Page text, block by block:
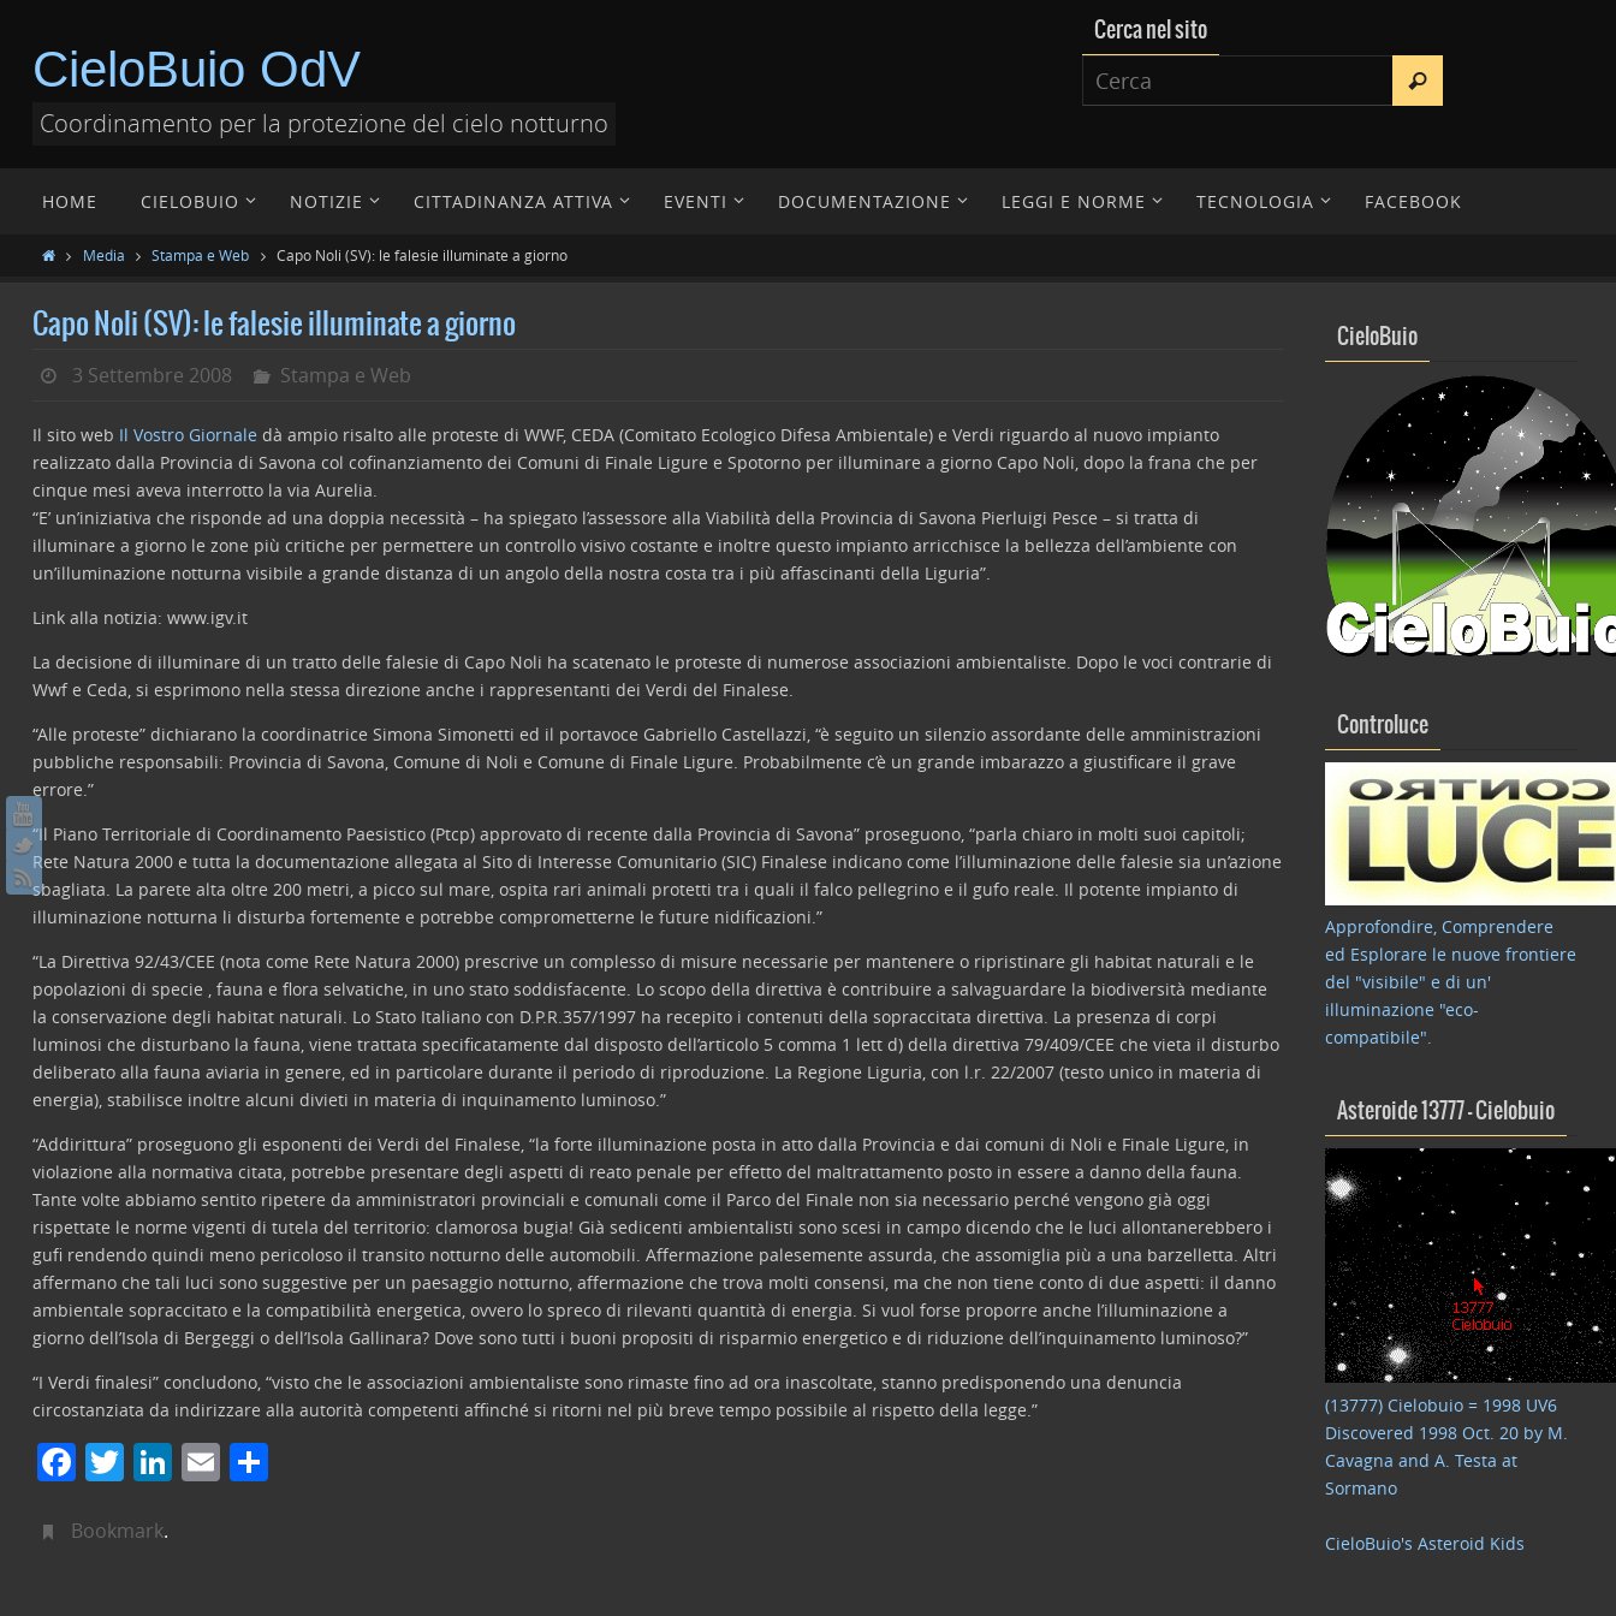
CieloBuio OdV
Coordinamento per la protezione del cielo notturno
Cerca nel sito
HOME CIELOBUIO NOTIZIE CITTADINANZA ATTIVA EVENTI DOCUMENTAZIONE LEGGI E NORME TECNOLOGIA FACEBOOK
Media Stampa e Web Capo Noli (SV): le falesie illuminate a giorno
Capo Noli (SV): le falesie illuminate a giorno
3 Settembre 2008 Stampa e Web
Il sito web Il Vostro Giornale dà ampio risalto alle proteste di WWF, CEDA (Comitato Ecologico Difesa Ambientale) e Verdi riguardo al nuovo impianto
realizzato dalla Provincia di Savona col cofinanziamento dei Comuni di Finale Ligure e Spotorno per illuminare a giorno Capo Noli, dopo la frana che per
cinque mesi aveva interrotto la via Aurelia.
“E’ un’iniziativa che risponde ad una doppia necessità – ha spiegato l’assessore alla Viabilità della Provincia di Savona Pierluigi Pesce – si tratta di
illuminare a giorno le zone più critiche per permettere un controllo visivo costante e inoltre questo impianto arricchisce la bellezza dell’ambiente con
un’illuminazione notturna visibile a grande distanza di un angolo della nostra costa tra i più affascinanti della Liguria”.
Link alla notizia: www.igv.it
La decisione di illuminare di un tratto delle falesie di Capo Noli ha scatenato le proteste di numerose associazioni ambientaliste. Dopo le voci contrarie di
Wwf e Ceda, si esprimono nella stessa direzione anche i rappresentanti dei Verdi del Finalese.
“Alle proteste” dichiarano la coordinatrice Simona Simonetti ed il portavoce Gabriello Castellazzi, “è seguito un silenzio assordante delle amministrazioni
pubbliche responsabili: Provincia di Savona, Comune di Noli e Comune di Finale Ligure. Probabilmente c’è un grande imbarazzo a giustificare il grave
errore.”
“Il Piano Territoriale di Coordinamento Paesistico (Ptcp) approvato di recente dalla Provincia di Savona” proseguono, “parla chiaro in molti suoi capitoli;
Rete Natura 2000 e tutta la documentazione allegata al Sito di Interesse Comunitario (SIC) Finalese indicano come l’illuminazione delle falesie sia un’azione
sbagliata. La parete alta oltre 200 metri, a picco sul mare, ospita rari animali protetti tra i quali il falco pellegrino e il gufo reale. Il potente impianto di
illuminazione notturna li disturba fortemente e potrebbe comprometterne le future nidificazioni.”
“La Direttiva 92/43/CEE (nota come Rete Natura 2000) prescrive un complesso di misure necessarie per mantenere o ripristinare gli habitat naturali e le
popolazioni di specie , fauna e flora selvatiche, in uno stato soddisfacente. Lo scopo della direttiva è contribuire a salvaguardare la biodiversità mediante
la conservazione degli habitat naturali. Lo Stato Italiano con D.P.R.357/1997 ha recepito i contenuti della sopraccitata direttiva. La presenza di corpi
luminosi che disturbano la fauna, viene trattata specificatamente dal disposto dell’articolo 5 comma 1 lett d) della direttiva 79/409/CEE che vieta il disturbo
deliberato alla fauna aviaria in genere, ed in particolare durante il periodo di riproduzione. La Regione Liguria, con l.r. 22/2007 (testo unico in materia di
energia), stabilisce inoltre alcuni divieti in materia di inquinamento luminoso.”
“Addirittura” proseguono gli esponenti dei Verdi del Finalese, “la forte illuminazione posta in atto dalla Provincia e dai comuni di Noli e Finale Ligure, in
violazione alla normativa citata, potrebbe presentare degli aspetti di reato penale per effetto del maltrattamento posto in essere a danno della fauna.
Tante volte abbiamo sentito ripetere da amministratori provinciali e comunali come il Parco del Finale non sia necessario perché vengono già oggi
rispettate le norme vigenti di tutela del territorio: clamorosa bugia! Già sedicenti ambientalisti sono scesi in campo dicendo che le luci allontanerebbero i
gufi rendendo quindi meno pericoloso il transito notturno delle automobili. Affermazione palesemente assurda, che assomiglia più a una barzelletta. Altri
affermano che tali luci sono suggestive per un paesaggio notturno, affermazione che trova molti consensi, ma che non tiene conto di due aspetti: il danno
ambientale sopraccitato e la compatibilità energetica, ovvero lo spreco di rilevanti quantità di energia. Si vuol forse proporre anche l’illuminazione a
giorno dell’Isola di Bergeggi o dell’Isola Gallinara? Dove sono tutti i buoni propositi di risparmio energetico e di riduzione dell’inquinamento luminoso?”
“I Verdi finalesi” concludono, “visto che le associazioni ambientaliste sono rimaste fino ad ora inascoltate, stanno predisponendo una denuncia
circostanziata da indirizzare alla autorità competenti affinché si ritorni nel più breve tempo possibile al rispetto della legge.”
F
c
T
itt
Li E
Bookmark.
CieloBuio
Controluce
Approfondire, Comprendere
ed Esplorare le nuove frontiere
del "visibile" e di un'
illuminazione "eco-
compatibile".
Asteroide 13777 – Cielobuio
(13777) Cielobuio = 1998 UV6
Discovered 1998 Oct. 20 by M.
Cavagna and A. Testa at
Sormano
CieloBuio's Asteroid Kids